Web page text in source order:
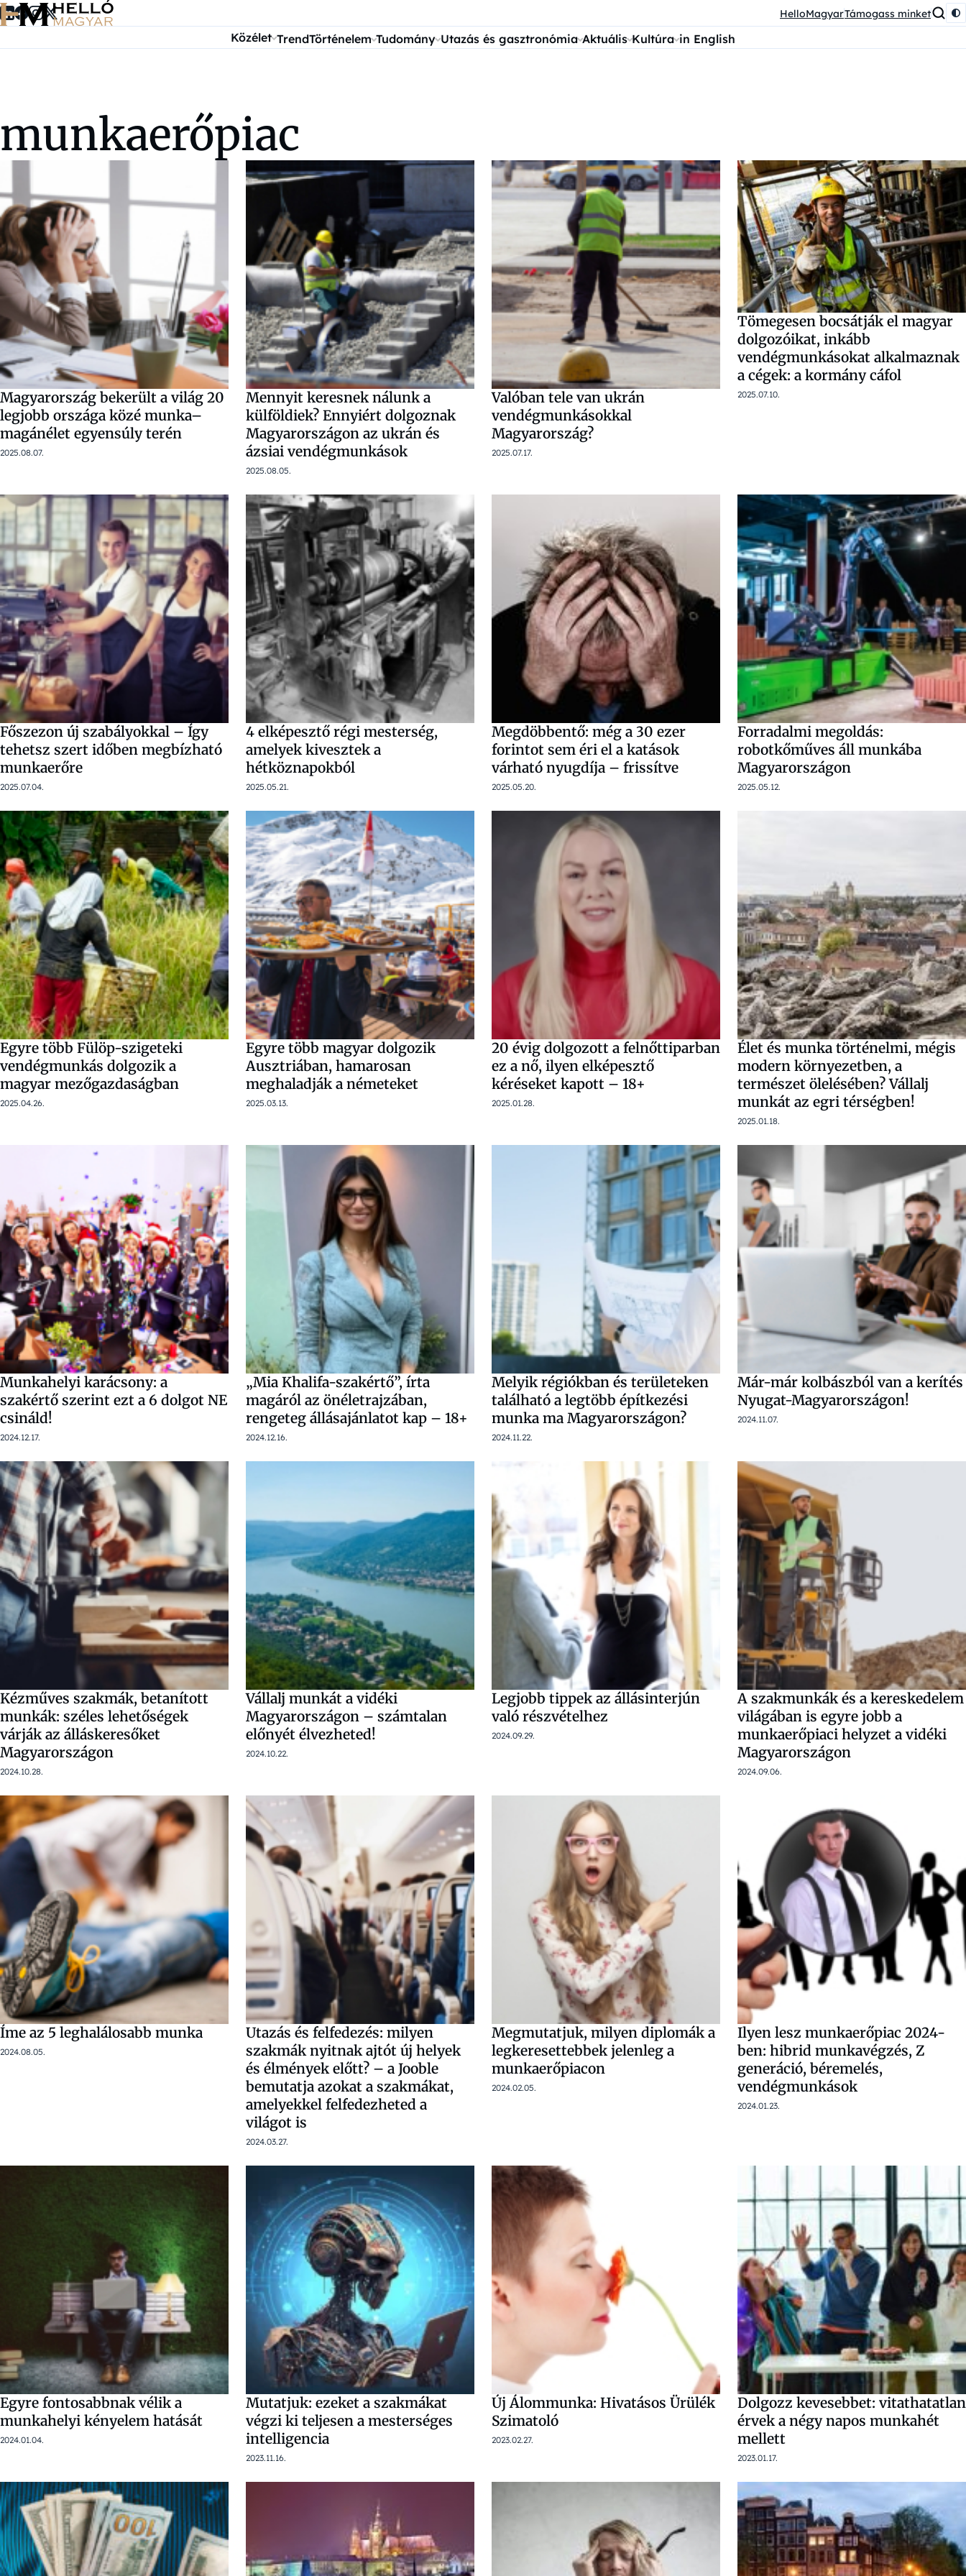
Ugrás a tartalomra HelloMagyarTámogass minket
Közélet TrendTörténelem Tudomány Utazás és gasztronómia Aktuális Kultúra in English
munkaerőpiac
Magyarország bekerült a világ 20
legjobb országa közé munka–
magánélet egyensúly terén
2025.08.07.
Mennyit keresnek nálunk a
külföldiek? Ennyiért dolgoznak
Magyarországon az ukrán és
ázsiai vendégmunkások
2025.08.05.
Valóban tele van ukrán
vendégmunkásokkal
Magyarország?
2025.07.17.
Tömegesen bocsátják el magyar
dolgozóikat, inkább
vendégmunkásokat alkalmaznak
a cégek: a kormány cáfol
2025.07.10.
Főszezon új szabályokkal – Így
tehetsz szert időben megbízható
munkaerőre
2025.07.04.
4 elképesztő régi mesterség,
amelyek kivesztek a
hétköznapokból
2025.05.21.
Megdöbbentő: még a 30 ezer
forintot sem éri el a katások
várható nyugdíja – frissítve
2025.05.20.
Forradalmi megoldás:
robotkőműves áll munkába
Magyarországon
2025.05.12.
Egyre több Fülöp-szigeteki
vendégmunkás dolgozik a
magyar mezőgazdaságban
2025.04.26.
Egyre több magyar dolgozik
Ausztriában, hamarosan
meghaladják a németeket
2025.03.13.
20 évig dolgozott a felnőttiparban
ez a nő, ilyen elképesztő
kéréseket kapott – 18+
2025.01.28.
Élet és munka történelmi, mégis
modern környezetben, a
természet ölelésében? Vállalj
munkát az egri térségben!
2025.01.18.
Munkahelyi karácsony: a
szakértő szerint ezt a 6 dolgot NE
csináld!
2024.12.17.
„Mia Khalifa-szakértő”, írta
magáról az önéletrajzában,
rengeteg állásajánlatot kap – 18+
2024.12.16.
Melyik régiókban és területeken
található a legtöbb építkezési
munka ma Magyarországon?
2024.11.22.
Már-már kolbászból van a kerítés
Nyugat-Magyarországon!
2024.11.07.
Kézműves szakmák, betanított
munkák: széles lehetőségek
várják az álláskeresőket
Magyarországon
2024.10.28.
Vállalj munkát a vidéki
Magyarországon – számtalan
előnyét élvezheted!
2024.10.22.
Legjobb tippek az állásinterjún
való részvételhez
2024.09.29.
A szakmunkák és a kereskedelem
világában is egyre jobb a
munkaerőpiaci helyzet a vidéki
Magyarországon
2024.09.06.
Íme az 5 leghalálosabb munka
2024.08.05.
Utazás és felfedezés: milyen
szakmák nyitnak ajtót új helyek
és élmények előtt? – a Jooble
bemutatja azokat a szakmákat,
amelyekkel felfedezheted a
világot is
2024.03.27.
Megmutatjuk, milyen diplomák a
legkeresettebbek jelenleg a
munkaerőpiacon
2024.02.05.
Ilyen lesz munkaerőpiac 2024-
ben: hibrid munkavégzés, Z
generáció, béremelés,
vendégmunkások
2024.01.23.
Egyre fontosabbnak vélik a
munkahelyi kényelem hatását
2024.01.04.
Mutatjuk: ezeket a szakmákat
végzi ki teljesen a mesterséges
intelligencia
2023.11.16.
Új Álommunka: Hivatásos Ürülék
Szimatoló
2023.02.27.
Dolgozz kevesebbet: vitathatatlan
érvek a négy napos munkahét
mellett
2023.01.17.